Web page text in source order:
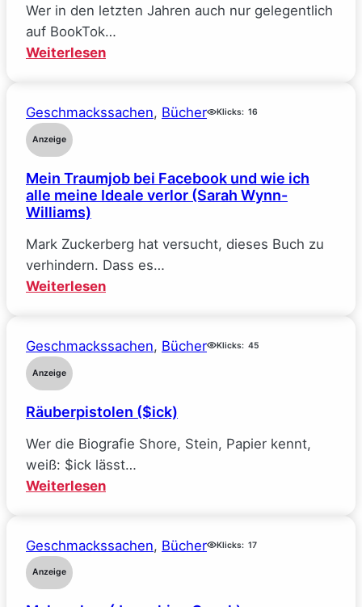
Wer in den letzten Jahren auch nur gelegentlich
auf BookTok…
Weiterlesen:
–
(Elle
Kennedy)
Geschmackssachen, Bücher Klicks: 16
Anzeige
Mein Traumjob bei Facebook und wie ich
alle meine Ideale verlor (Sarah Wynn-
Williams)
Mark Zuckerberg hat versucht, dieses Buch zu
verhindern. Dass es…
Weiterlesen:
bei
wie
alle
meine
Ideale
(Sarah
Geschmackssachen, Bücher Klicks: 45
Anzeige
Räuberpistolen ($ick)
Wer die Biografie Shore, Stein, Papier kennt,
weiß: $ick lässt…
Weiterlesen:
Geschmackssachen, Bücher Klicks: 17
Anzeige